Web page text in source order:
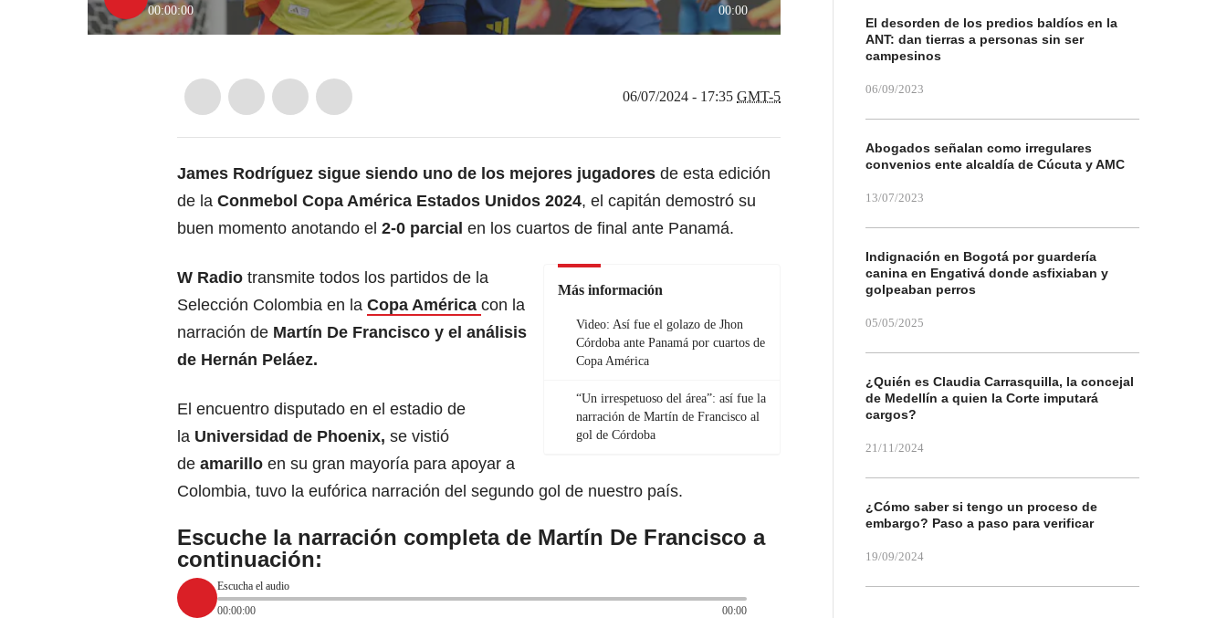
00:00:00 00:00
06/07/2024 - 17:35 GMT-5
James Rodríguez sigue siendo uno de los mejores jugadores de esta edición
de la Conmebol Copa América Estados Unidos 2024, el capitán demostró su
buen momento anotando el 2-0 parcial en los cuartos de final ante Panamá.
Más información
Video: Así fue el golazo de Jhon
Córdoba ante Panamá por cuartos de
Copa América
“Un irrespetuoso del área”: así fue la
narración de Martín de Francisco al
gol de Córdoba
W Radio transmite todos los partidos de la
Selección Colombia en la Copa América con la
narración de Martín De Francisco y el análisis
de Hernán Peláez.
El encuentro disputado en el estadio de
la Universidad de Phoenix, se vistió
de amarillo en su gran mayoría para apoyar a
Colombia, tuvo la eufórica narración del segundo gol de nuestro país.
Escuche la narración completa de Martín De Francisco a
continuación:
Escucha el audio
00:00:00
00:00
El desorden de los predios baldíos en la
ANT: dan tierras a personas sin ser
campesinos
06/09/2023
Abogados señalan como irregulares
convenios ente alcaldía de Cúcuta y AMC
13/07/2023
Indignación en Bogotá por guardería
canina en Engativá donde asfixiaban y
golpeaban perros
05/05/2025
¿Quién es Claudia Carrasquilla, la concejal
de Medellín a quien la Corte imputará
cargos?
21/11/2024
¿Cómo saber si tengo un proceso de
embargo? Paso a paso para verificar
19/09/2024